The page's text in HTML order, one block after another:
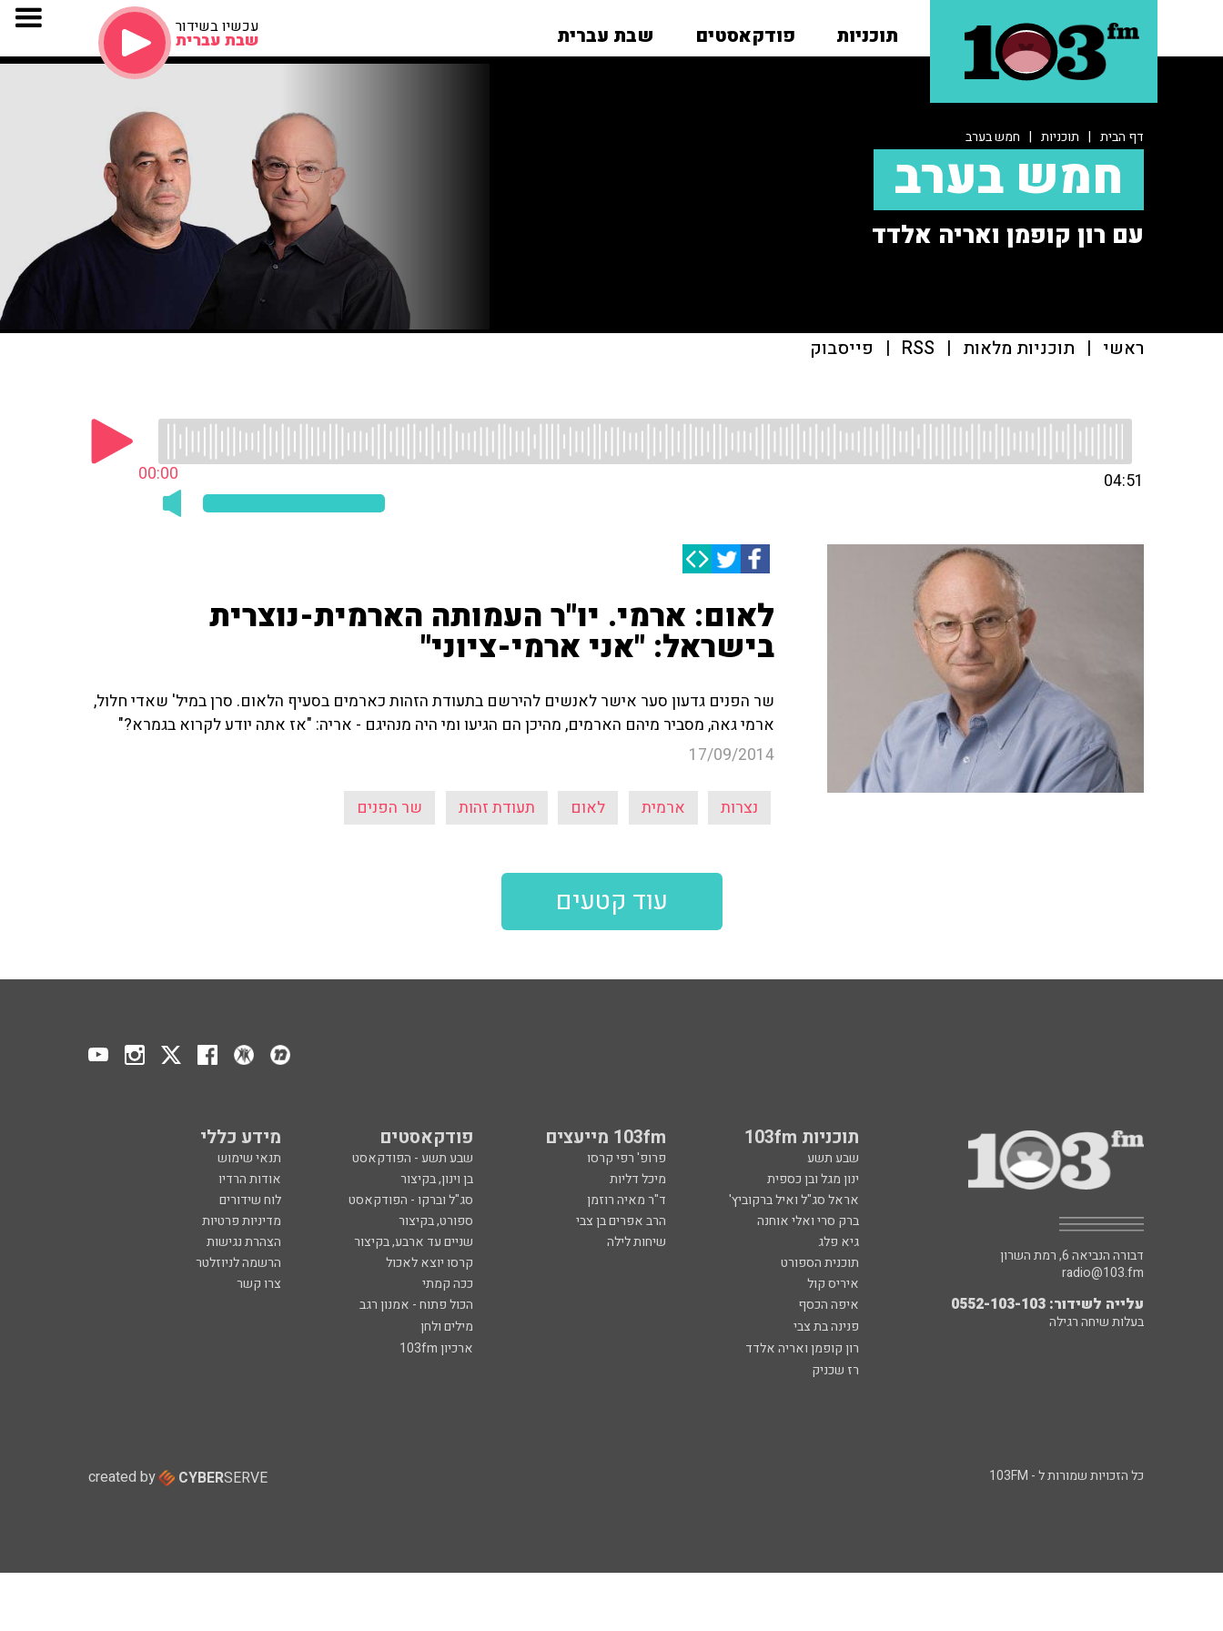
תוכניות פודקאסטים שבת עברית עכשיו בשידור
שבת עברית
דף הבית | תוכניות | חמש בערב
חמש בערב
עם רון קופמן ואריה אלדד
ראשי | תוכניות מלאות |
RSS
| פייסבוק
00:00 04:51
לאום: ארמי. יו"ר העמותה הארמית-נוצרית
בישראל: "אני ארמי-ציוני"
שר הפנים גדעון סער אישר לאנשים להירשם בתעודת הזהות כארמים בסעיף הלאום. סרן במיל' שאדי חלול,
ארמי גאה, מסביר מיהם הארמים, מהיכן הם הגיעו ומי היה מנהיגם - אריה: "אז אתה יודע לקרוא בגמרא?"
17/09/2014
נצרות ארמית לאום תעודת זהות שר הפנים
עוד קטעים
תוכניות 103fm 103fm מייעצים פודקאסטים מידע כללי
שבע תשע פרופ' רפי קרסו שבע תשע - הפודקאסט
תנאי שימוש
ינון מגל ובן כספית
מיכל דליות בן וינון, בקיצור
אודות הרדיו
אראל סג"ל ואיל ברקוביץ'
ד"ר מאיה רוזמן סג"ל וברקו - הפודקאסט
לוח שידורים
ברק סרי ואלי אוחנה
הרב אפרים בן צבי ספורט, בקיצור
מדיניות פרטיות
גיא פלג
שיחות לילה שניים עד ארבע, בקיצור
הצהרת נגישות
תוכנית הספורט
קרסו יוצא לאכול
הרשמה לניוזלטר
איריס קול
ככה קמתי
צרו קשר
איפה הכסף
הכול פתוח - אמנון רגב
פנינה בת צבי
מילים ולחן
רון קופמן ואריה אלדד
ארכיון 103fm
רז שכניק
דבורה הנביאה 6, רמת השרון
radio@103.fm
עלייה לשידור: 0552-103-103
בעלות שיחה רגילה
כל הזכויות שמורות ל - 103FM created by CYBERSERVE